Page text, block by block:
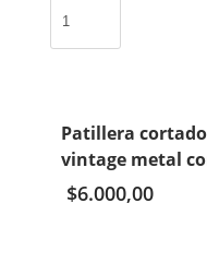
cantidad
Patillera
vintage metal
$6.000,00